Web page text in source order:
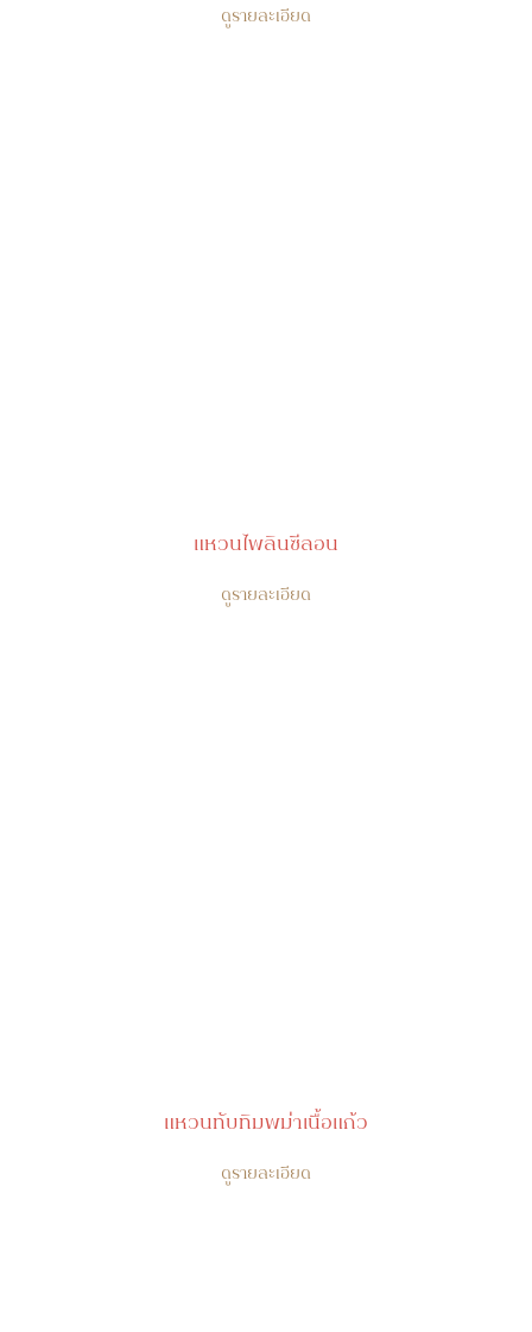
ดูรายละเอียด
แหวนไพลินซีลอน
ดูรายละเอียด
แหวนทับทิมพม่าเนื้อแก้ว
ดูรายละเอียด